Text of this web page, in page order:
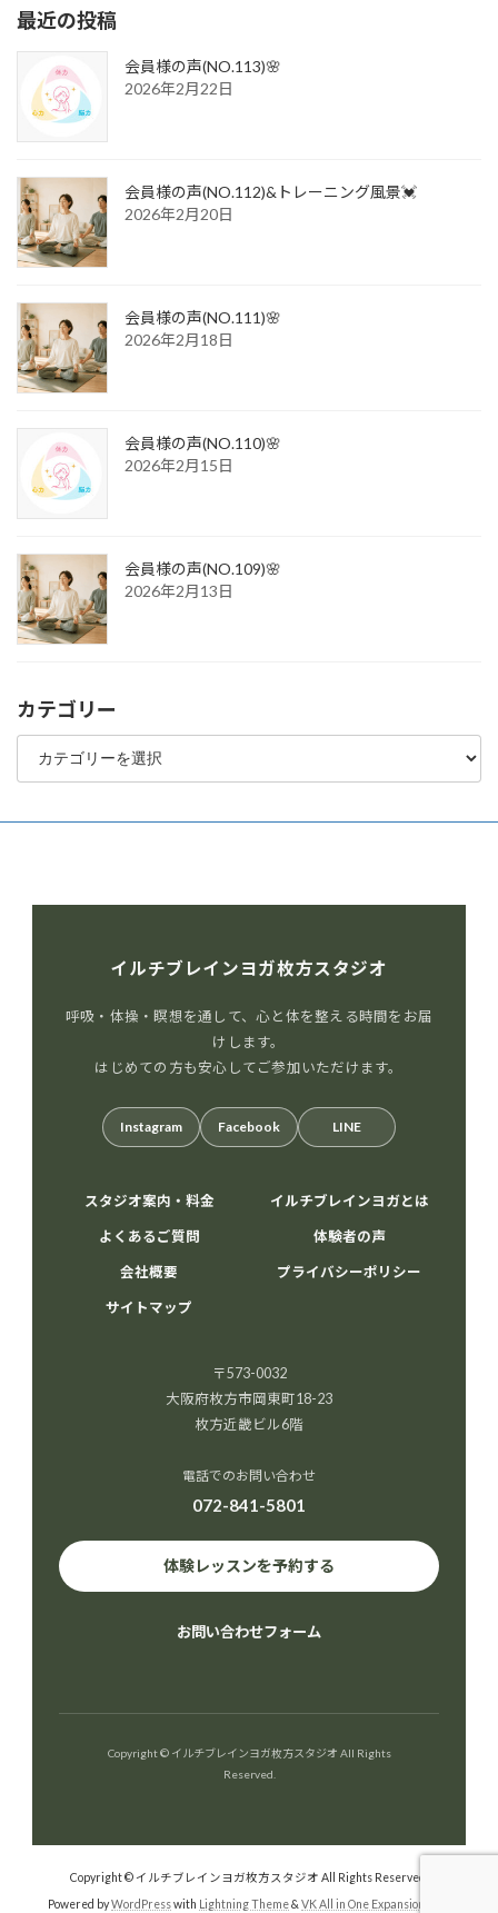
最近の投稿
会員様の声(NO.113)🌸
2026年2月22日
会員様の声(NO.112)&トレーニング風景💓
2026年2月20日
会員様の声(NO.111)🌸
2026年2月18日
会員様の声(NO.110)🌸
2026年2月15日
会員様の声(NO.109)🌸
2026年2月13日
カテゴリー
カ
ゴ
ー
イルチブレインヨガ枚方スタジオ
呼吸・体操・瞑想を通して、心と体を整える時間をお届
けします。
はじめての方も安心してご参加いただけます。
Instagram Facebook LINE
スタジオ案内・料金 イルチブレインヨガとは
よくあるご質問 体験者の声
会社概要 プライバシーポリシー
サイトマップ
〒573-0032
大阪府枚方市岡東町18-23
枚方近畿ビル6階
電話でのお問い合わせ
072-841-5801
体験レッスンを予約する
お問い合わせフォーム
Copyright © イルチブレインヨガ枚方スタジオ All Rights
Reserved.
Copyright © イルチブレインヨガ枚方スタジオ All Rights Reserved.
Powered byWordPresswith Lightning Theme& VK All in One Expansion Unit